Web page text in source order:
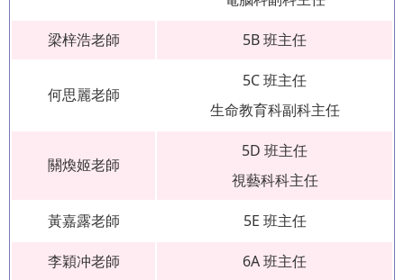
梁梓浩老師 5B 班主任
何思麗老師
5C 班主任
生命教育科副科主任
關煥姬老師
5D 班主任
視藝科科主任
黃嘉露老師 5E 班主任
李穎冲老師
6A 班主任